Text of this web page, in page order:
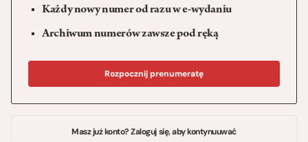
Każdy nowy numer od razu w e-wydaniu
Archiwum numerów zawsze pod ręką
Rozpocznij prenumeratę
Masz już konto? Zaloguj się, aby kontynuuwać